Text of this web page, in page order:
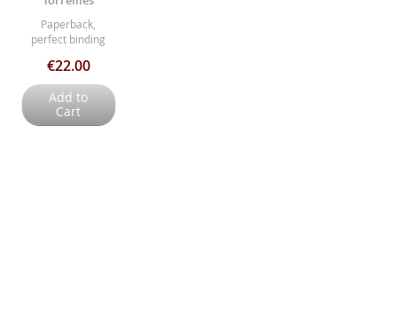
Paperback,
perfect binding
€22.00
Add to
Cart